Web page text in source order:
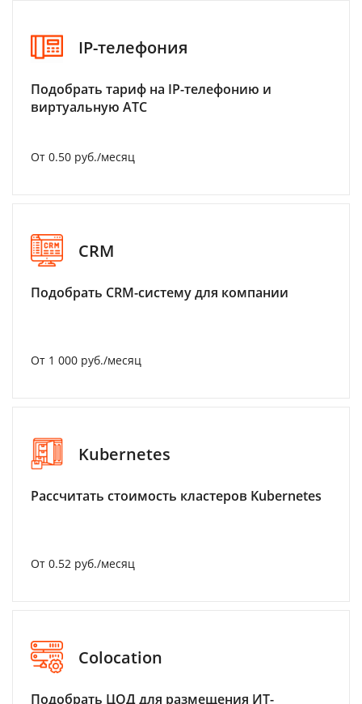
IP-телефония
Подобрать тариф на IP-телефонию и
виртуальную АТС
От 0.50 руб./месяц
CRM
Подобрать CRM-систему для компании
От 1 000 руб./месяц
Kubernetes
Рассчитать стоимость кластеров Kubernetes
От 0.52 руб./месяц
Colocation
Подобрать ЦОД для размещения ИТ-